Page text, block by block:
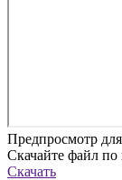
Предпросмотр
Скачайте файл
Скачать